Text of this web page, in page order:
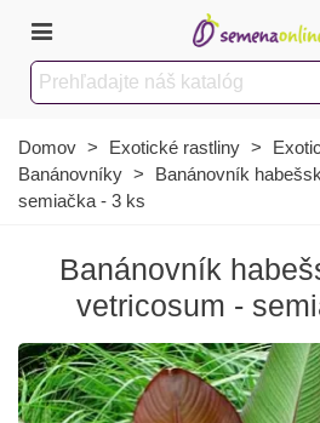
Domov > Exotické rastliny >
Banánovníky >
Banánovník
semiačka - 3 ks
Banánovník
vetricosum -